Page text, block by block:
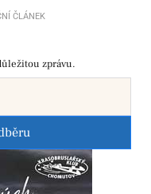
ČLÁNEK
zprávu.